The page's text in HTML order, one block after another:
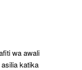
wa awali
katika